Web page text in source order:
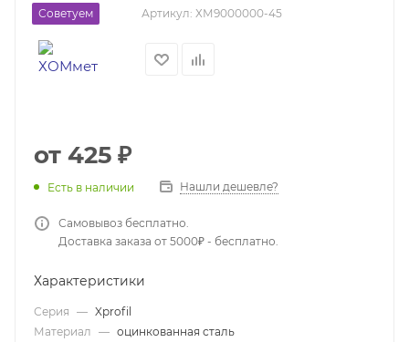
Советуем Артикул: ХМ9000000-45
от 425 ₽
Есть в наличии Нашли дешевле?
Самовывоз бесплатно.
Доставка заказа от 5000₽ - бесплатно.
Характеристики
Серия — Xprofil
Материал — оцинкованная сталь